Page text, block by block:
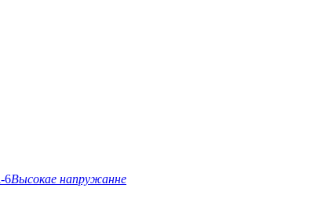
Высокае напружанне